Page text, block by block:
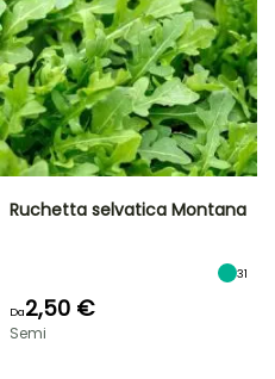
Ruchetta selvatica Montana
31
Da2,50 €
Semi